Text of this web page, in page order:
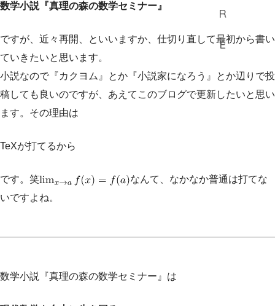
数学小説『真理の森の数学セミナー』
ですが、近々再開、といいますか、仕切り直して最初から書い
ていきたいと思います。
小説なので『カクヨム』とか『小説家になろう』とか辺りで投
稿しても良いのですが、あえてこのブログで更新したいと思い
ます。その理由は
TeXが打てるから
です。笑
なんて、なかなか普通は打てな
いですよね。
数学小説『真理の森の数学セミナー』は